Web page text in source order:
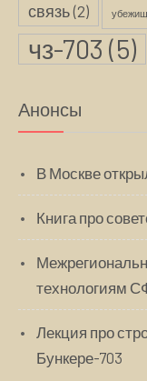
связь(2)
чз-703 (5)
Анонсы
В Москве
Книга про
технологиям
Лекция про
Бункере-703